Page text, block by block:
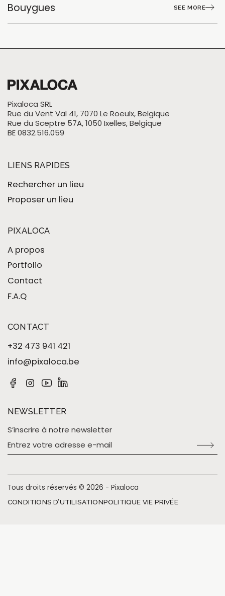
Bouygues SEE MORE
Pixaloca SRL
Rue du Vent Val 41, 7070 Le Roeulx, Belgique
Rue du Sceptre 57A, 1050 Ixelles, Belgique
BE 0832.516.059
LIENS RAPIDES
Rechercher un lieu
Proposer un lieu
PIXALOCA
A propos
Portfolio
Contact
F.A.Q
CONTACT
+32 473 941 421
info@pixaloca.be
NEWSLETTER
S’inscrire à notre newsletter
Tous droits réservés © 2026 - Pixaloca
CONDITIONS D’UTILISATIONPOLITIQUE VIE PRIVÉE